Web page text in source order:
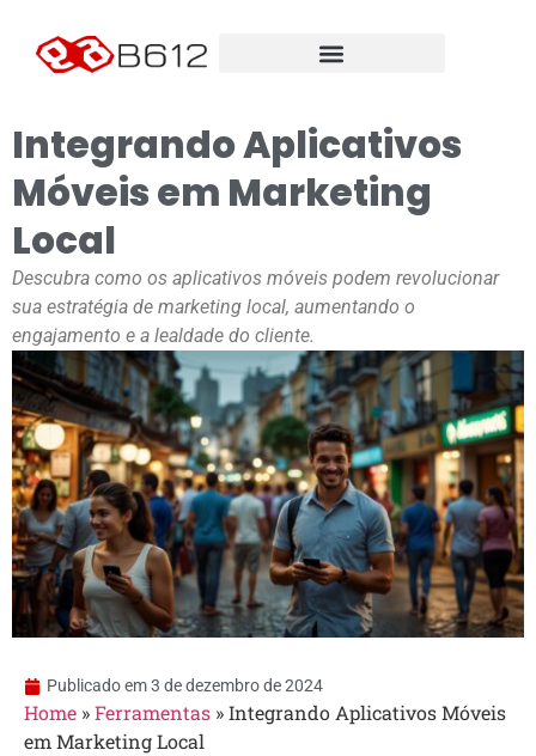
Integrando Aplicativos
Móveis em Marketing
Local
Descubra como os aplicativos móveis podem revolucionar
sua estratégia de marketing local, aumentando o
engajamento e a lealdade do cliente.
Publicado em3 de dezembro de 2024
Home »Ferramentas »Integrando Aplicativos Móveis
em Marketing Local